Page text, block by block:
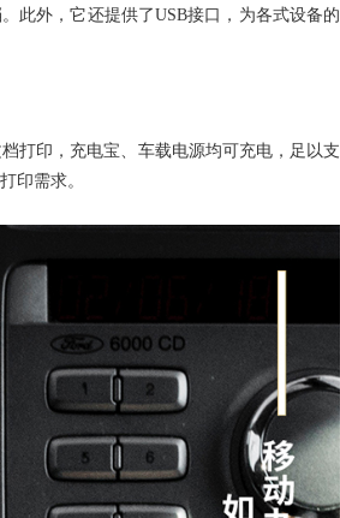
此外，它还提供了USB接口，为各式设备的
打印， 充电宝、车载电源均可充电， 足以支
印需求。